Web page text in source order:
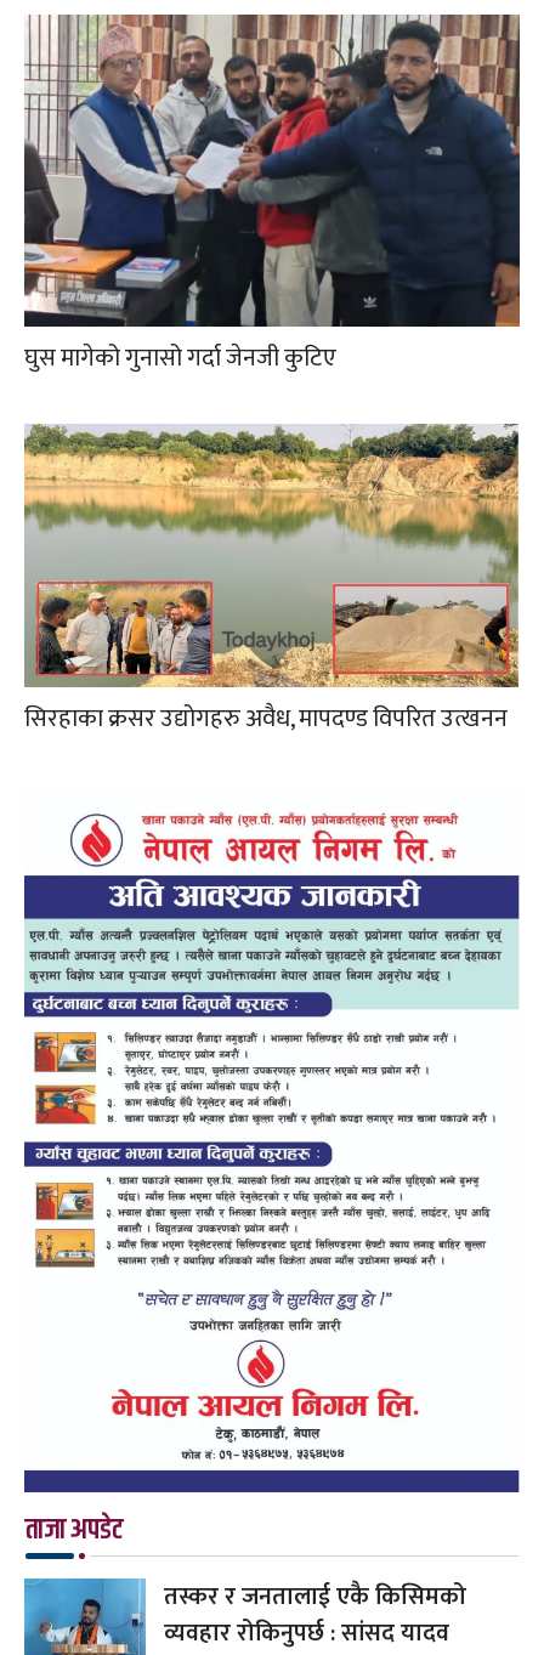
घुस मागेको गुनासो गर्दा जेनजी कुटिए
सिरहाका क्रसर उद्योगहरु अवैध, मापदण्ड विपरित उत्खनन
ताजा अपडेट
तस्कर र जनतालाई एकै किसिमको
व्यवहार रोकिनुपर्छ : सांसद यादव